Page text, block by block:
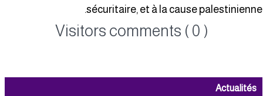
sécuritaire, et à la cause
Visitors comments ( 0 )
Actualités